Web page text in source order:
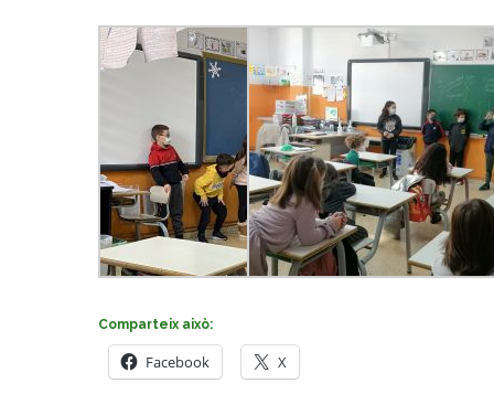
Comparteix això:
Facebook X